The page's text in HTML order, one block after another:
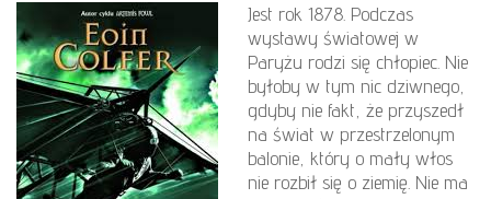
Jest rok 1878. Podczas
wystawy światowej w
Paryżu rodzi się chłopiec. Nie
byłoby w tym nic dziwnego,
gdyby nie fakt, że przyszedł
na świat w przestrzelonym
balonie, który o mały włos
nie rozbił się o ziemię. Nie ma